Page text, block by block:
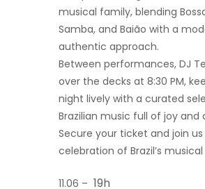
musical family, blending
Samba, and Baião with a
authentic approach.
Between performances, DJ
over the decks at 8:30 PM,
night lively with a curated
Brazilian music full of joy
Secure your ticket and join
celebration of Brazil’s
11.06 – 19h